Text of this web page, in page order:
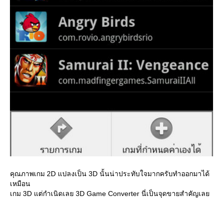
คุณภาพเกม 2D แปลงเป็น 3D นั้นน่าประทับใจมากครับทำออกมาได้
เหมือน
เกม 3D แต่กำเนิดเลย 3D Game Converter นี่เป็นจุดขายสำคัญเล